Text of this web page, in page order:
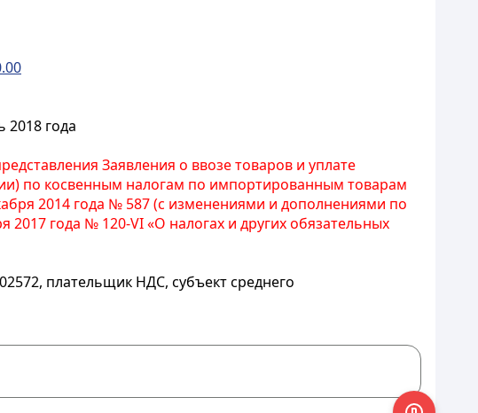
года
Заявления о ввозе товаров и уплате
по косвенным налогам по импортированным товарам
2014 года № 587 (с изменениями и дополнениями по
2017 года № 120-VI «О налогах и других обязательных
плательщик НДС, субъект среднего